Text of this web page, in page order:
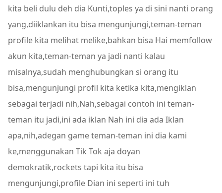
kita beli dulu deh dia Kunti,toples ya di sini nanti orang
yang,diiklankan itu bisa mengunjungi,teman-teman
profile kita melihat melike,bahkan bisa Hai memfollow
akun kita,teman-teman ya jadi nanti kalau
misalnya,sudah menghubungkan si orang itu
bisa,mengunjungi profil kita ketika kita,mengiklan
sebagai terjadi nih,Nah,sebagai contoh ini teman-
teman itu jadi,ini ada iklan Nah ini dia ada Iklan
apa,nih,adegan game teman-teman ini dia kami
ke,menggunakan Tik Tok aja doyan
demokratik,rockets tapi kita itu bisa
mengunjungi,profile Dian ini seperti ini tuh